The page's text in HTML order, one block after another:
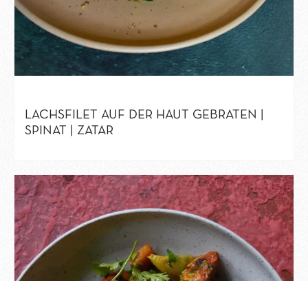
LACHSFILET AUF DER HAUT GEBRATEN |
SPINAT | ZATAR